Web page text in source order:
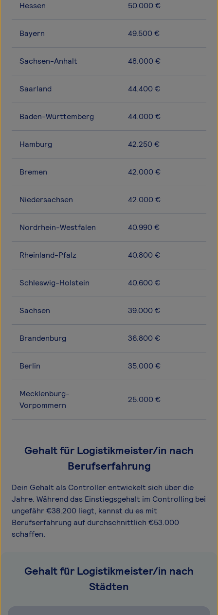
Hessen 50.000 €
Bayern 49.500 €
Sachsen-Anhalt 48.000 €
Saarland 44.400 €
Baden-Württemberg 44.000 €
Hamburg 42.250 €
Bremen 42.000 €
Niedersachsen 42.000 €
Nordrhein-Westfalen 40.990 €
Rheinland-Pfalz 40.800 €
Schleswig-Holstein 40.600 €
Sachsen 39.000 €
Brandenburg 36.800 €
Berlin 35.000 €
Mecklenburg-
Vorpommern
25.000 €
Gehalt für Logistikmeister/in nach
Berufserfahrung
Dein Gehalt als Controller entwickelt sich über die
Jahre. Während das Einstiegsgehalt im Controlling bei
ungefähr €38.200 liegt, kannst du es mit
Berufserfahrung auf durchschnittlich €53.000
schaffen.
Gehalt für Logistikmeister/in nach
Städten